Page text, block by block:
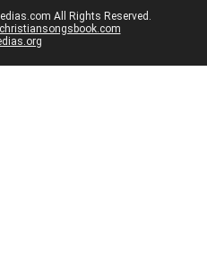
All Rights Reserved.
christiansongsbook.com